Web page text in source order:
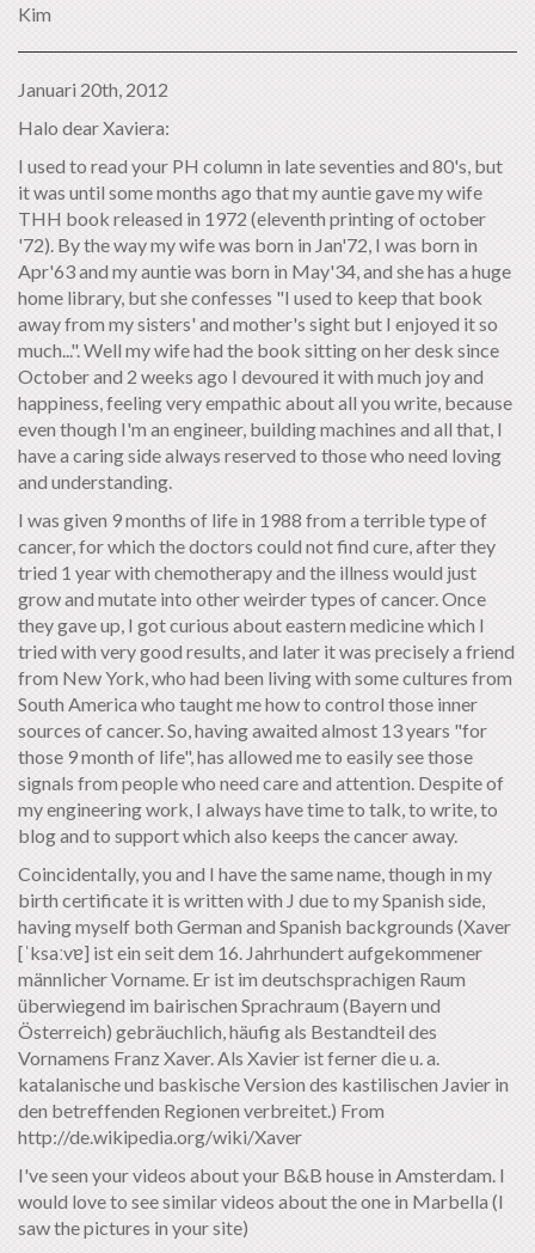
Kim
Januari 20th, 2012
Halo dear Xaviera:
I used to read your PH column in late seventies and 80's, but
it was until some months ago that my auntie gave my wife
THH book released in 1972 (eleventh printing of october
'72). By the way my wife was born in Jan'72, I was born in
Apr'63 and my auntie was born in May'34, and she has a huge
home library, but she confesses "I used to keep that book
away from my sisters' and mother's sight but I enjoyed it so
much...". Well my wife had the book sitting on her desk since
October and 2 weeks ago I devoured it with much joy and
happiness, feeling very empathic about all you write, because
even though I'm an engineer, building machines and all that, I
have a caring side always reserved to those who need loving
and understanding.
I was given 9 months of life in 1988 from a terrible type of
cancer, for which the doctors could not find cure, after they
tried 1 year with chemotherapy and the illness would just
grow and mutate into other weirder types of cancer. Once
they gave up, I got curious about eastern medicine which I
tried with very good results, and later it was precisely a friend
from New York, who had been living with some cultures from
South America who taught me how to control those inner
sources of cancer. So, having awaited almost 13 years "for
those 9 month of life", has allowed me to easily see those
signals from people who need care and attention. Despite of
my engineering work, I always have time to talk, to write, to
blog and to support which also keeps the cancer away.
Coincidentally, you and I have the same name, though in my
birth certificate it is written with J due to my Spanish side,
having myself both German and Spanish backgrounds (Xaver
[ˈksaːvɐ] ist ein seit dem 16. Jahrhundert aufgekommener
männlicher Vorname. Er ist im deutschsprachigen Raum
überwiegend im bairischen Sprachraum (Bayern und
Österreich) gebräuchlich, häufig als Bestandteil des
Vornamens Franz Xaver. Als Xavier ist ferner die u. a.
katalanische und baskische Version des kastilischen Javier in
den betreffenden Regionen verbreitet.) From
http://de.wikipedia.org/wiki/Xaver
I've seen your videos about your B&B house in Amsterdam. I
would love to see similar videos about the one in Marbella (I
saw the pictures in your site)